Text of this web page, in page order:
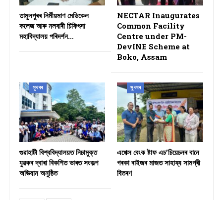
তামুলপুৰৰ নিৰ্মীয়মাণ মেডিকেল
কলেজ আৰু নলবাৰী চিকিৎসা
মহাবিদ্যালয় পৰিদৰ্শন…
NECTAR Inaugurates
Common Facility
Centre under PM-
DevINE Scheme at
Boko, Assam
সুখবৰ
গুৱাহাটী বিশ্ববিদ্যালয়ত নিচামুক্ত
যুৱকৰ দ্বাৰা বিকশিত ভাৰত সংকল্প
অভিযান অনুষ্ঠিত
সুখবৰ
​এপেক্স বেংক ষ্টাফ এচ’চিয়েচনৰ বানে
গৰকা ৰাইজৰ মাজত সাহায্য সামগ্ৰী
বিতৰণ ​